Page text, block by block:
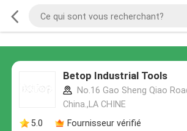
Betop Industrial Tools
No.16 Gao Sheng Qiao
China.,LA CHINE
5.0
Fournisseur vérifié